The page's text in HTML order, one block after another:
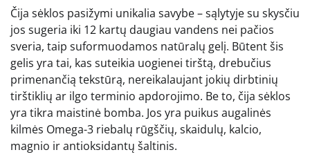
Čija sėklos pasižymi unikalia savybe – sąlytyje su skysčiu
jos sugeria iki 12 kartų daugiau vandens nei pačios
sveria, taip suformuodamos natūralų gelį. Būtent šis
gelis yra tai, kas suteikia uogienei tirštą, drebučius
primenančią tekstūrą, nereikalaujant jokių dirbtinių
tirštiklių ar ilgo terminio apdorojimo. Be to, čija sėklos
yra tikra maistinė bomba. Jos yra puikus augalinės
kilmės Omega-3 riebalų rūgščių, skaidulų, kalcio,
magnio ir antioksidantų šaltinis.